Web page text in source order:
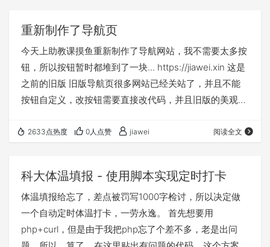
重新制作了导航页
今天上助教课摸鱼重新制作了导航网站，我不需要太多按
钮，所以按钮暂时都堆到了一块... https://jiawei.xin 这是
之前的旧版 旧版导航页很多网站已经关站了，并且不能
按钮自定义，改按钮需要直接改代码，并且旧版的美观性
要满足以下要求 部分功能已经实现
2633点热度 0人点赞 jiawei 阅读全文
科大体温填报 - 使用脚本实现定时打卡
体温填报给忘了，差点被罚写1000字检讨，所以决定做
一个自动定时体温打卡，一劳永逸。 首先想要用
php+curl，但是由于我把php忘了个差不多，老是出问